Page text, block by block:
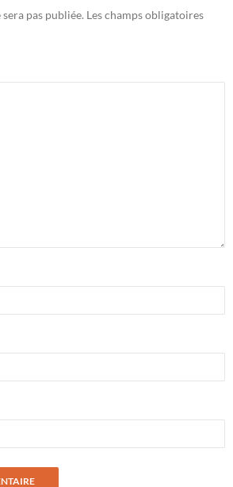
pas publiée. Les champs obligatoires